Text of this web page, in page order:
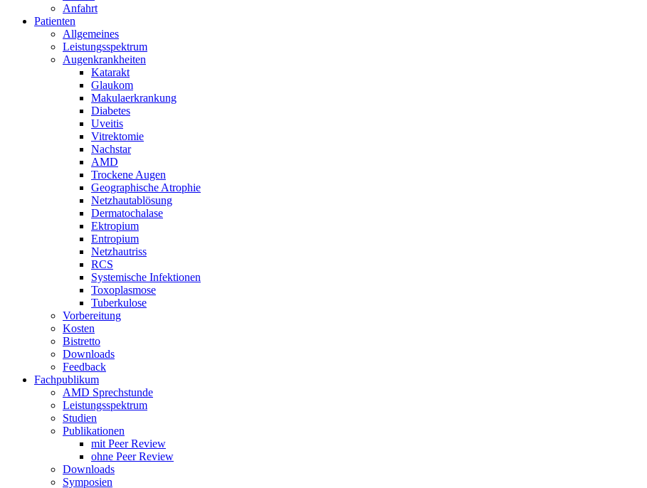
Anfahrt
Patienten
Allgemeines
Leistungsspektrum
Augenkrankheiten
Katarakt
Glaukom
Makulaerkrankung
Diabetes
Uveitis
Vitrektomie
Nachstar
AMD
Trockene Augen
Geographische Atrophie
Netzhautablösung
Dermatochalase
Ektropium
Entropium
Netzhautriss
RCS
Systemische Infektionen
Toxoplasmose
Tuberkulose
Vorbereitung
Kosten
Bistretto
Downloads
Feedback
Fachpublikum
AMD Sprechstunde
Leistungsspektrum
Studien
Publikationen
mit Peer Review
ohne Peer Review
Downloads
Symposien